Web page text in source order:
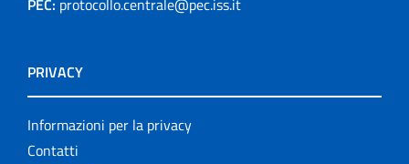
PEC: protocollo.centrale@pec.iss.it
PRIVACY
Informazioni per la privacy
Contatti